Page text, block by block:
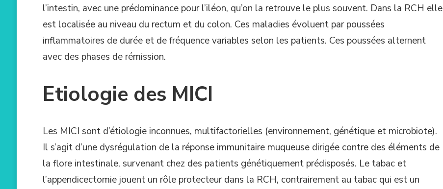
l’intestin, avec une prédominance pour l’iléon, qu’on la retrouve le plus souvent. Dans la RCH elle
est localisée au niveau du rectum et du colon. Ces maladies évoluent par poussées
inflammatoires de durée et de fréquence variables selon les patients. Ces poussées alternent
avec des phases de rémission.
Etiologie des MICI
Les MICI sont d’étiologie inconnues, multifactorielles (environnement, génétique et microbiote).
Il s’agit d’une dysrégulation de la réponse immunitaire muqueuse dirigée contre des éléments de
la flore intestinale, survenant chez des patients génétiquement prédisposés. Le tabac et
l’appendicectomie jouent un rôle protecteur dans la RCH, contrairement au tabac qui est un